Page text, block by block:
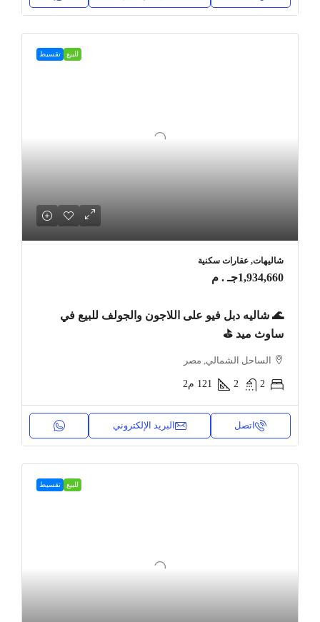
للبيع تقسيط
شاليهات, عقارات سكنية
1,934,660جـ . م
🌊 شاليه دبل فيو على اللاجون والجولف للبيع في
ساوث ميد ⛳
الساحل الشمالي, مصر
2
2
121 م2
اتصل البريد الإلكتروني
للبيع تقسيط